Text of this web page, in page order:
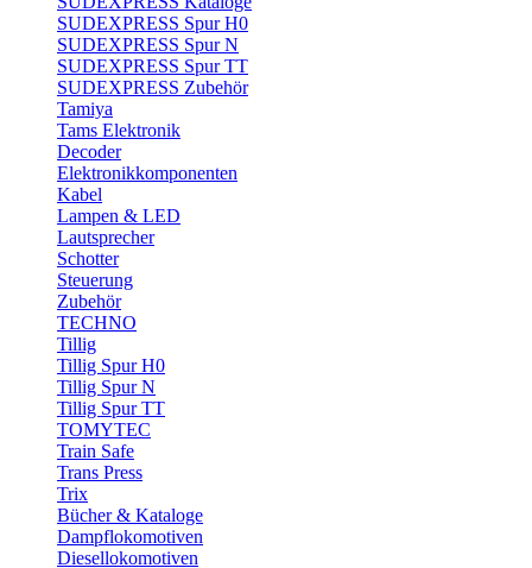
SUDEXPRESS Spur H0
SUDEXPRESS Spur N
SUDEXPRESS Spur TT
SUDEXPRESS Zubehör
Tamiya
Tams Elektronik
Decoder
Elektronikkomponenten
Kabel
Lampen & LED
Lautsprecher
Schotter
Steuerung
Zubehör
TECHNO
Tillig
Tillig Spur H0
Tillig Spur N
Tillig Spur TT
TOMYTEC
Train Safe
Trans Press
Trix
Bücher & Kataloge
Dampflokomotiven
Diesellokomotiven